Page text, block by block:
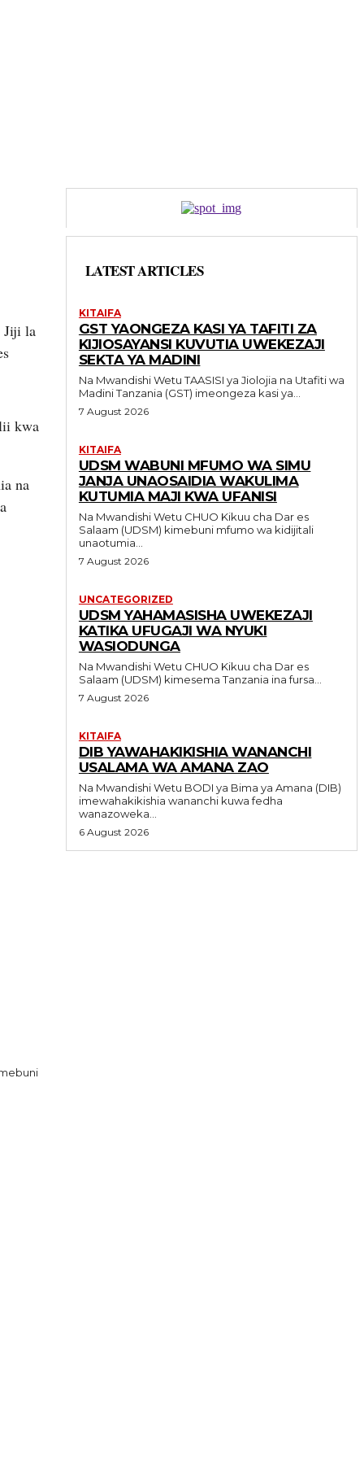
Jiji la
kwa
na
LATEST ARTICLES
KITAIFA
GST YAONGEZA KASI YA TAFITI ZA
KIJIOSAYANSI KUVUTIA UWEKEZAJI
SEKTA YA MADINI
Na Mwandishi Wetu TAASISI ya Jiolojia na Utafiti wa
Madini Tanzania (GST) imeongeza kasi ya...
7 August 2026
KITAIFA
UDSM WABUNI MFUMO WA SIMU
JANJA UNAOSAIDIA WAKULIMA
KUTUMIA MAJI KWA UFANISI
Na Mwandishi Wetu CHUO Kikuu cha Dar es
Salaam (UDSM) kimebuni mfumo wa kidijitali
unaotumia...
7 August 2026
UNCATEGORIZED
UDSM YAHAMASISHA UWEKEZAJI
KATIKA UFUGAJI WA NYUKI
WASIODUNGA
Na Mwandishi Wetu CHUO Kikuu cha Dar es
Salaam (UDSM) kimesema Tanzania ina fursa...
7 August 2026
KITAIFA
DIB YAWAHAKIKISHIA WANANCHI
USALAMA WA AMANA ZAO
Na Mwandishi Wetu BODI ya Bima ya Amana (DIB)
imewahakikishia wananchi kuwa fedha
wanazoweka...
6 August 2026